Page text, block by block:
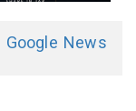
Google News